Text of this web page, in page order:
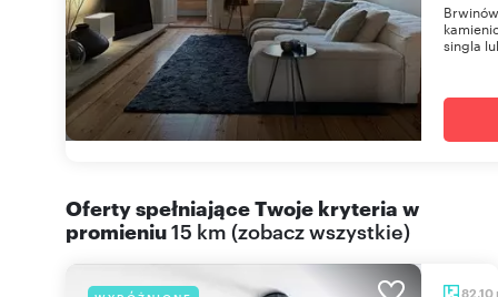
singla
Oferty spełniające Twoje kryteria w
promieniu15 km (zobacz wszystkie)
82,10